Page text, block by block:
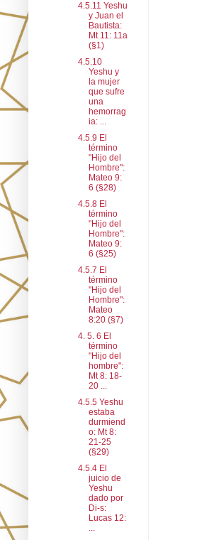
4.5.11 Yeshu
y Juan el
Bautista:
Mt 11: 11a
(§1)
4.5.10
Yeshu y
la mujer
que sufre
una
hemorrag
ia: ...
4.5.9 El
término
"Hijo del
Hombre":
Mateo 9:
6 (§28)
4.5.8 El
término
"Hijo del
Hombre":
Mateo 9:
6 (§25)
4.5.7 El
término
"Hijo del
Hombre":
Mateo
8:20 (§7)
4. 5. 6 El
término
"Hijo del
hombre":
Mt 8: 18-
20 ...
4.5.5 Yeshu
estaba
durmiend
o: Mt 8:
21-25
(§29)
4.5.4 El
juicio de
Yeshu
dado por
Di-s:
Lucas 12:
...